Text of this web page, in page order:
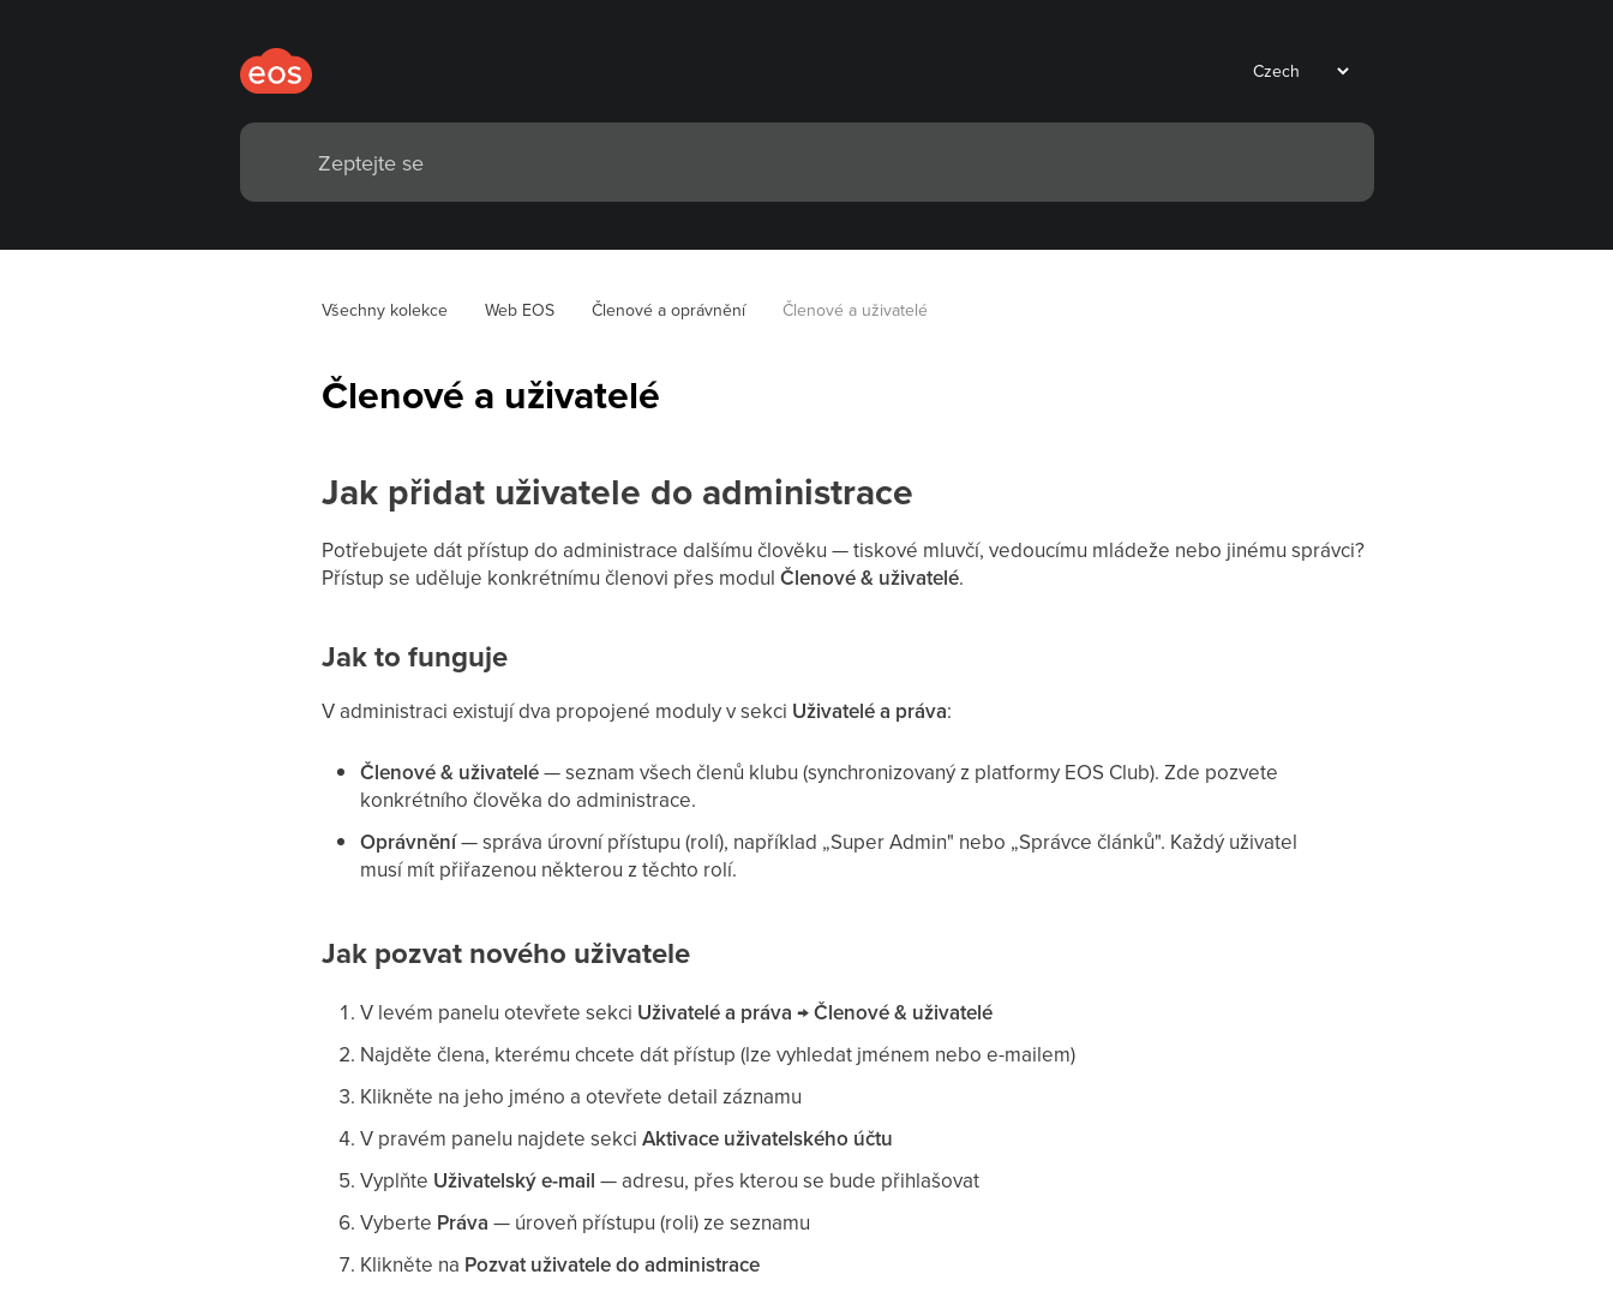
Všechny kolekce Web EOS Členové a oprávnění Členové a uživatelé
Členové a uživatelé
Jak přidat uživatele do administrace
Potřebujete dát přístup do administrace dalšímu člověku — tiskové mluvčí, vedoucímu mládeže nebo jinému správci?
Přístup se uděluje konkrétnímu členovi přes modulČlenové & uživatelé.
Jak to funguje
V administraci existují dva propojené moduly v sekci Uživatelé a práva:
Členové & uživatelé— seznam všech členů klubu (synchronizovaný z platformy EOS Club). Zde pozvete
konkrétního člověka do administrace.
Oprávnění— správa úrovní přístupu (rolí), například „Super Admin" nebo „Správce článků". Každý uživatel
musí mít přiřazenou některou z těchto rolí.
Jak pozvat nového uživatele
V levém panelu otevřete sekci Uživatelé a práva → Členové & uživatelé
Najděte člena, kterému chcete dát přístup (lze vyhledat jménem nebo e-mailem)
Klikněte na jeho jméno a otevřete detail záznamu
V pravém panelu najdete sekciAktivace uživatelského účtu
Vyplňte Uživatelský e-mail — adresu, přes kterou se bude přihlašovat
Vyberte Práva — úroveň přístupu (roli) ze seznamu
Klikněte na Pozvat uživatele do administrace